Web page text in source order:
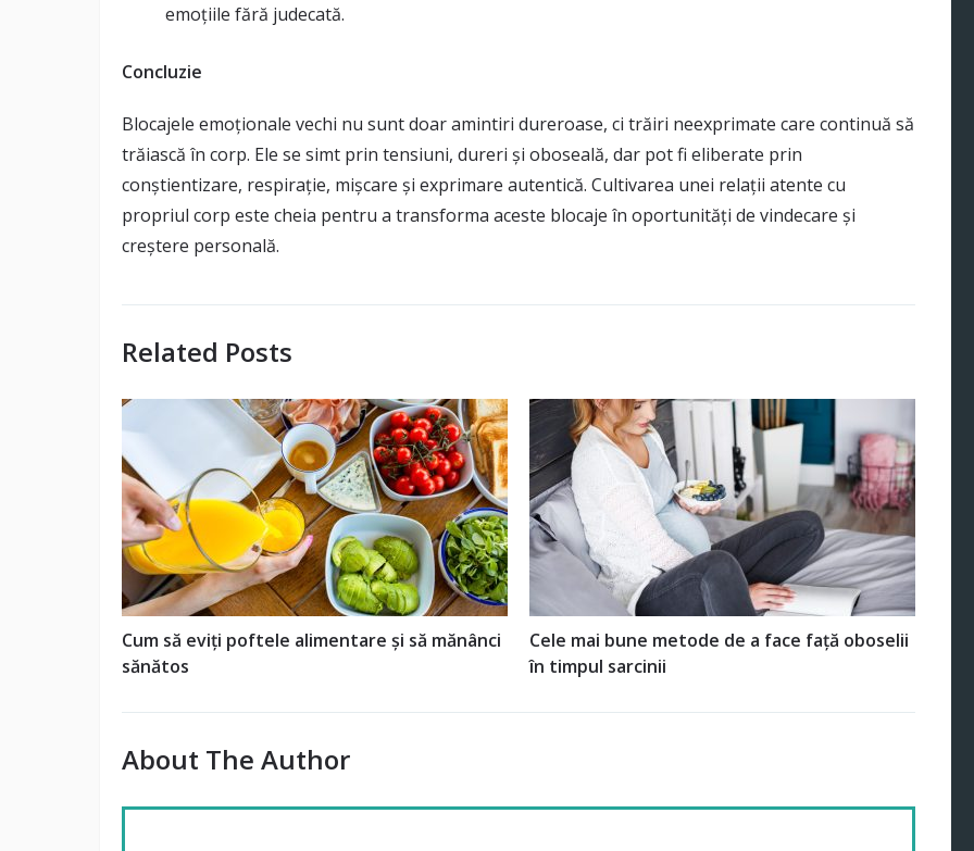
emoțiile fără judecată.
Concluzie
Blocajele emoționale vechi nu sunt doar amintiri dureroase, ci trăiri neexprimate care continuă să
trăiască în corp. Ele se simt prin tensiuni, dureri și oboseală, dar pot fi eliberate prin
conștientizare, respirație, mișcare și exprimare autentică. Cultivarea unei relații atente cu
propriul corp este cheia pentru a transforma aceste blocaje în oportunități de vindecare și
creștere personală.
Related Posts
Cum să eviți poftele alimentare și să mănânci
sănătos
Cele mai bune metode de a face față oboselii
în timpul sarcinii
About The Author